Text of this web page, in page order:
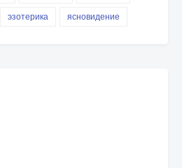
эзотерика ясновидение